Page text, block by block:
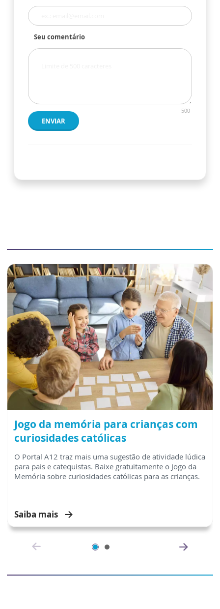
Seu comentário
500
ENVIAR
Jogo da memória para crianças com
curiosidades católicas
O Portal A12 traz mais uma sugestão de atividade lúdica
para pais e catequistas. Baixe gratuitamente o Jogo da
Memória sobre curiosidades católicas para as crianças.
Saiba mais